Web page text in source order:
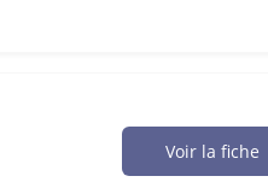
Voir la fiche